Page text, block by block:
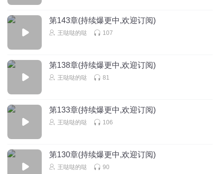
第143章(持续爆更中,欢迎订阅)
王哒哒的哒 107
第138章(持续爆更中,欢迎订阅)
王哒哒的哒 81
第133章(持续爆更中,欢迎订阅)
王哒哒的哒 106
第130章(持续爆更中,欢迎订阅)
王哒哒的哒 90